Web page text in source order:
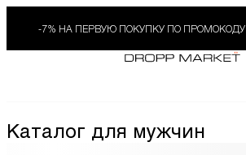
-7% НА ПЕРВУЮ ПОКУПКУ ПО ПРОМОКОДУ
Каталог для мужчин